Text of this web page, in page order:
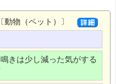
物（ペット）〕
きは少し減った気がする